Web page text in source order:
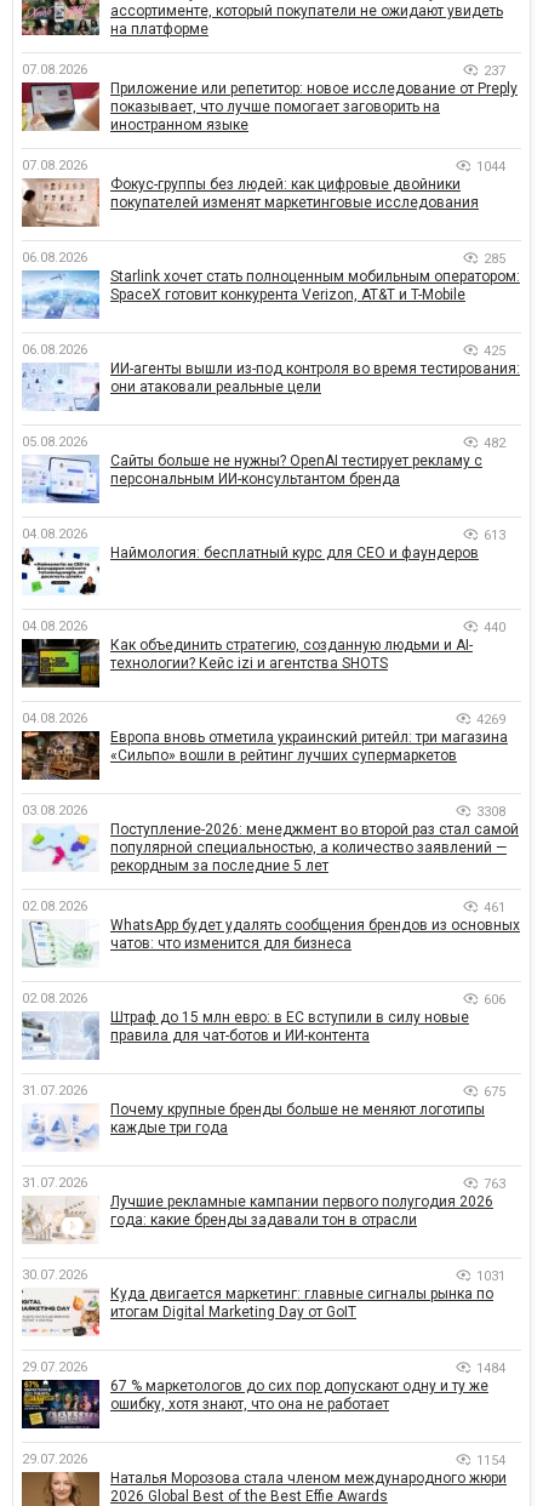
ассортименте, который покупатели не ожидают увидеть
на платформе
07.08.2026 237
Приложение или репетитор: новое исследование от Preply
показывает, что лучше помогает заговорить на
иностранном языке
07.08.2026 1044
Фокус-группы без людей: как цифровые двойники
покупателей изменят маркетинговые исследования
06.08.2026 285
Starlink хочет стать полноценным мобильным оператором:
SpaceX готовит конкурента Verizon, AT&T и T-Mobile
06.08.2026 425
ИИ-агенты вышли из-под контроля во время тестирования:
они атаковали реальные цели
05.08.2026 482
Сайты больше не нужны? OpenAI тестирует рекламу с
персональным ИИ-консультантом бренда
04.08.2026 613
Наймология: бесплатный курс для CEO и фаундеров
04.08.2026 440
Как объединить стратегию, созданную людьми и AI-
технологии? Кейс izi и агентства SHOTS
04.08.2026 4269
Европа вновь отметила украинский ритейл: три магазина
«Сильпо» вошли в рейтинг лучших супермаркетов
03.08.2026 3308
Поступление-2026: менеджмент во второй раз стал самой
популярной специальностью, а количество заявлений —
рекордным за последние 5 лет
02.08.2026 461
WhatsApp будет удалять сообщения брендов из основных
чатов: что изменится для бизнеса
02.08.2026 606
Штраф до 15 млн евро: в ЕС вступили в силу новые
правила для чат-ботов и ИИ-контента
31.07.2026 675
Почему крупные бренды больше не меняют логотипы
каждые три года
31.07.2026 763
Лучшие рекламные кампании первого полугодия 2026
года: какие бренды задавали тон в отрасли
30.07.2026 1031
Куда двигается маркетинг: главные сигналы рынка по
итогам Digital Marketing Day от GoIT
29.07.2026 1484
67 % маркетологов до сих пор допускают одну и ту же
ошибку, хотя знают, что она не работает
29.07.2026 1154
Наталья Морозова стала членом международного жюри
2026 Global Best of the Best Effie Awards